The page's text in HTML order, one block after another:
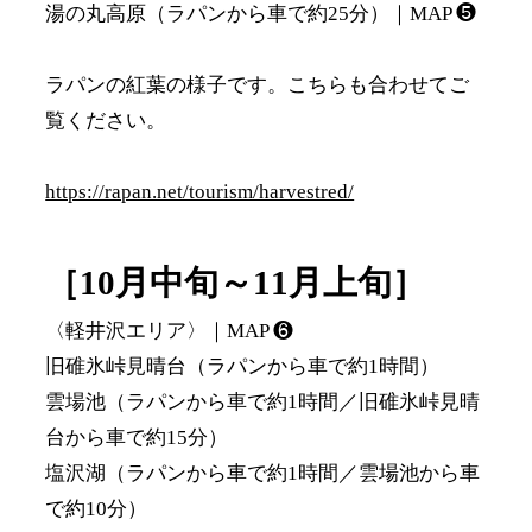
湯の丸高原（ラパンから車で約25分）｜MAP ❺
ラパンの紅葉の様子です。こちらも合わせてご
覧ください。
https://rapan.net/tourism/harvestred/
［10月中旬～11月上旬］
〈軽井沢エリア〉｜MAP ❻
旧碓氷峠見晴台（ラパンから車で約1時間）
雲場池（ラパンから車で約1時間／旧碓氷峠見晴
台から車で約15分）
塩沢湖（ラパンから車で約1時間／雲場池から車
で約10分）